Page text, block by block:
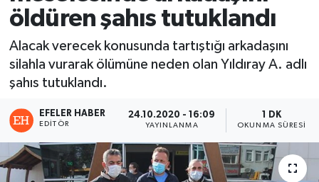
öldüren şahıs tutuklandı
Alacak verecek konusunda tartıştığı arkadaşını
silahla vurarak ölümüne neden olan Yıldıray A. adlı
şahıs tutuklandı.
EFELER HABER
EDITÖR
24.10.2020 - 16:09
YAYINLANMA
1 DK
OKUNMA SÜRESI
Haber Arşivi